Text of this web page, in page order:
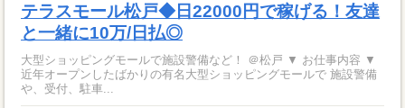
テラスモール松戸◆日22000円で稼げる！友達
と一緒に10万/日払◎
大型ショッピングモールで施設警備など！ ＠松戸 ▼ お仕事内容 ▼
近年オープンしたばかりの有名大型ショッピングモールで 施設警備
や、受付、駐車...